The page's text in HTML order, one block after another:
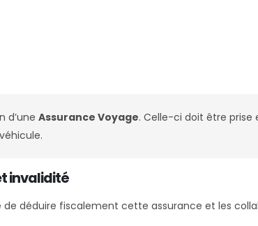
d’une Assurance Voyage. Celle-ci doit être
invalidité
de déduire fiscalement cette assurance et les